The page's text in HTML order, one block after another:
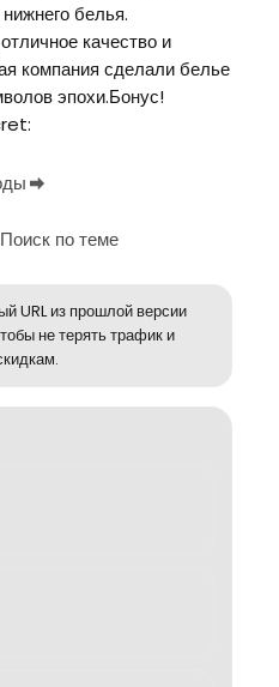
белья.
качество и
компания сделали белье
эпохи.Бонус!
Поиск по теме
URL из прошлой версии
не терять трафик и